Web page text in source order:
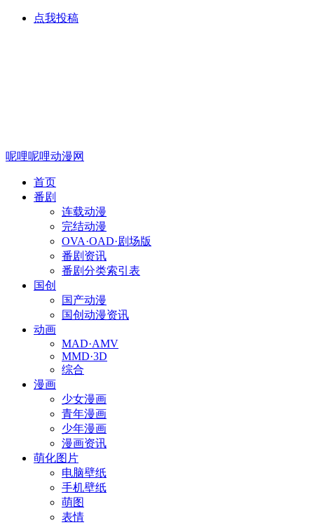
点我投稿
呢哩呢哩动漫网
首页
番剧
连载动漫
完结动漫
OVA·OAD·剧场版
番剧资讯
番剧分类索引表
国创
国产动漫
国创动漫资讯
动画
MAD·AMV
MMD·3D
综合
漫画
少女漫画
青年漫画
少年漫画
漫画资讯
萌化图片
电脑壁纸
手机壁纸
萌图
表情